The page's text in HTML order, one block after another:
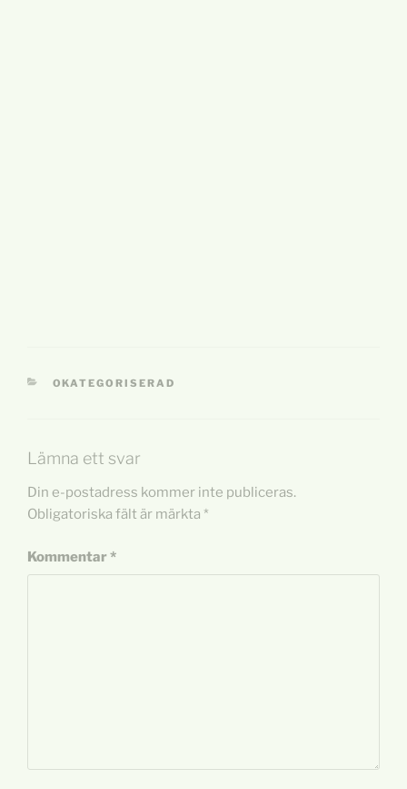
KATEGORIER
OKATEGORISERAD
Lämna ett svar
Din e-postadress kommer inte publiceras.
Obligatoriska fält är märkta *
Kommentar*